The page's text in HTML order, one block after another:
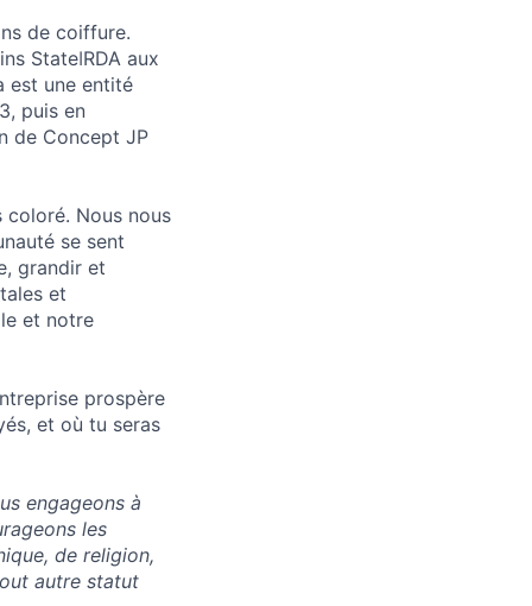
de coiffure.
StateǀRDA aux
est une entité
puis en
de Concept JP
Nous nous
se sent
grandir et
et
et notre
prospère
et où tu seras
engageons à
les
de religion,
autre statut